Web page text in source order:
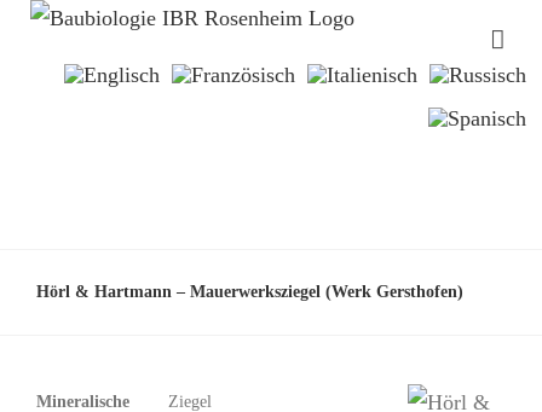
Hörl & Hartmann – Mauerwerksziegel (Werk Gersthofen)
Mineralische
Ziegel